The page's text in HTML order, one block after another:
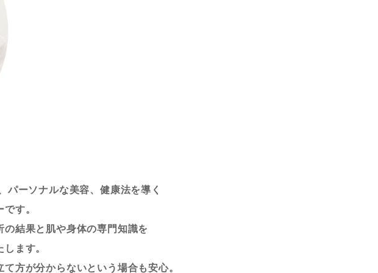
パーソナルな美容、健康法を導く
す。
結果と肌や身体の専門知識を
ます。
方が分からないという場合も安心。